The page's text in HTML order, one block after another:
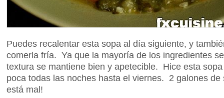
Puedes recalentar esta sopa al día siguiente, y
comerla fría. Ya que la mayoría de los ingredientes
textura se mantiene bien y apetecible. Hice esta
poca todas las noches hasta el viernes. 2 galones de
está mal!